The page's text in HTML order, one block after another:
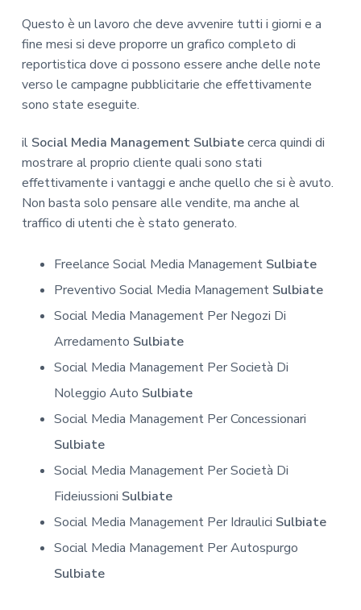
Questo è un lavoro che deve avvenire tutti i giorni e a
fine mesi si deve proporre un grafico completo di
reportistica dove ci possono essere anche delle note
verso le campagne pubblicitarie che effettivamente
sono state eseguite.
ilSocial Media Management Sulbiatecerca quindi di
mostrare al proprio cliente quali sono stati
effettivamente i vantaggi e anche quello che si è avuto.
Non basta solo pensare alle vendite, ma anche al
traffico di utenti che è stato generato.
Freelance Social Media Management Sulbiate
Preventivo Social Media Management Sulbiate
Social Media Management Per Negozi Di
Arredamento Sulbiate
Social Media Management Per Società Di
Noleggio Auto Sulbiate
Social Media Management Per Concessionari
Sulbiate
Social Media Management Per Società Di
Fideiussioni Sulbiate
Social Media Management Per Idraulici Sulbiate
Social Media Management Per Autospurgo
Sulbiate